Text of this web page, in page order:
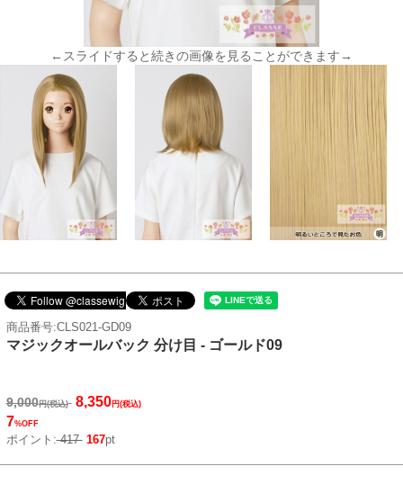
←スライドすると続きの画像を見ることができます→
商品番号:CLS021-GD09
マジックオールバック 分け目 - ゴールド09
9,000円(税込) 8,350円(税込)
7%OFF
ポイント:417 167pt